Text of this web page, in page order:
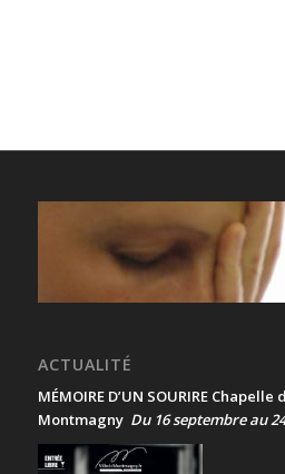
ACTUALITÉ
MÉMOIRE D’UN SOURIRE
Montmagny Du 16 septembre au